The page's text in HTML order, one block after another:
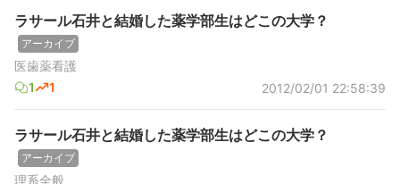
ラサール石井と結婚した薬学部生はどこの大学？
アーカイブ
医歯薬看護
1
1 2012/02/01 22:58:39
ラサール石井と結婚した薬学部生はどこの大学？
アーカイブ
理系全般